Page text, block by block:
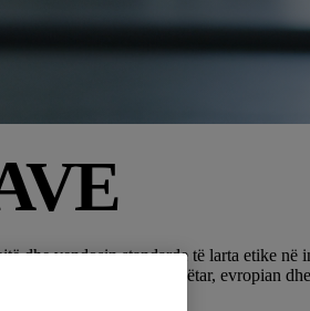
dhe vendosin standarde të larta etike në
në nivel kombëtar, evropian